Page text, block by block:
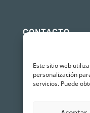
Este sitio web
personalización
servicios. Puede
CONTACTO
info@winterdreams.es
Carrer de Mossèn Jacint